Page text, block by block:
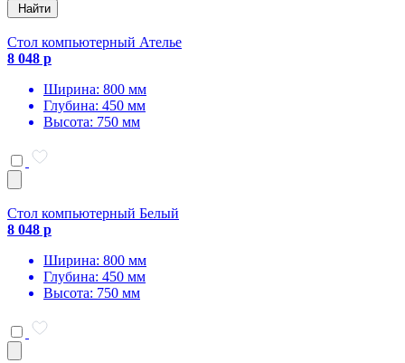
Найти
Стол компьютерный Ателье
8 048 р
Ширина: 800 мм
Глубина: 450 мм
Высота: 750 мм
Стол компьютерный Белый
8 048 р
Ширина: 800 мм
Глубина: 450 мм
Высота: 750 мм